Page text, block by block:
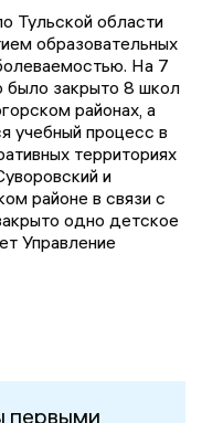
Тульской области
образовательных
На 7
было закрыто 8 школ
районах, а
учебный процесс в
территориях
и
районе в связи с
одно детское
Управление
первыми